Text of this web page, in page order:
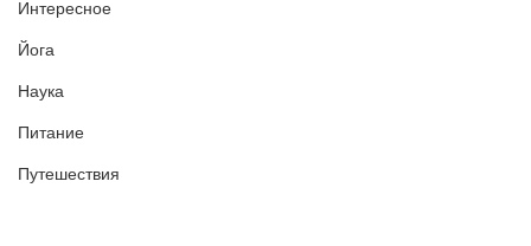
Интересное
Йога
Наука
Питание
Путешествия